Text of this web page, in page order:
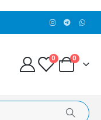
0 0